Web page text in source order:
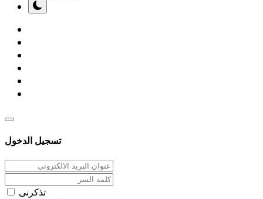
تسجيل الدخول
تذكرنى